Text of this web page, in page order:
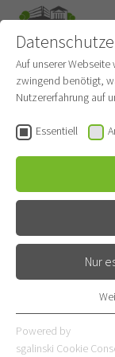
Station
Gehört zu
Kontakt
Röntgenstraße 1
69126 Heidelberg
06221 396-3050
06221 396-3052
Auf unserer
zwingend benötigt,
Nutzererfahrung auf
Essentiell
Nur
Essentielle
Webseite benötigt.
Powered by
sgalinski Cookie